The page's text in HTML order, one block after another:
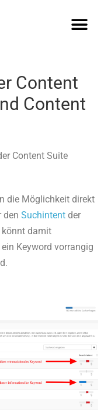
Content
Content
Content Suite
die Möglichkeit direkt
den Suchintent der
könnt damit
Keyword vorrangig